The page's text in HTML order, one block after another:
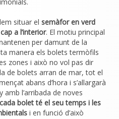
situar el semàfor en verd
a l’interior. El motiu principal
per damunt de la
manera els bolets termòfils
zones i això no vol pas dir
de bolets arran de mar, tot el
abans d’hora i s’allargarà
amb l’arribada de noves
cada bolet té el seu temps i les
i en funció d’això